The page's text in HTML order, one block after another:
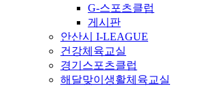
G-스포츠클럽
게시판
안산시 I-LEAGUE
건강체육교실
경기스포츠클럽
해달맞이생활체육교실